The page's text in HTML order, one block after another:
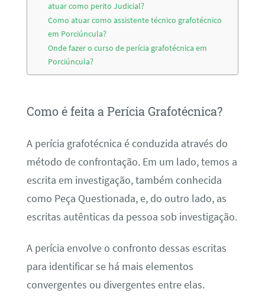
atuar como perito Judicial?
Como atuar como assistente técnico grafotécnico
em Porciúncula?
Onde fazer o curso de perícia grafotécnica em
Porciúncula?
Como é feita a Perícia Grafotécnica?
A perícia grafotécnica é conduzida através do
método de confrontação. Em um lado, temos a
escrita em investigação, também conhecida
como Peça Questionada, e, do outro lado, as
escritas autênticas da pessoa sob investigação.
A perícia envolve o confronto dessas escritas
para identificar se há mais elementos
convergentes ou divergentes entre elas.